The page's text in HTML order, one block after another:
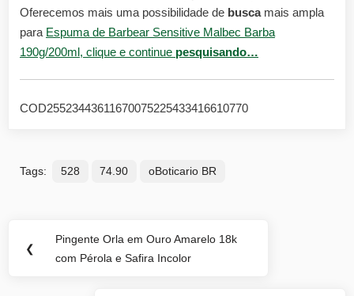
Oferecemos mais uma possibilidade de buscamais ampla
para Espuma de Barbear Sensitive Malbec Barba
190g/200ml, clique e continue pesquisando…
COD25523443611670075225433416610770
Tags: 528 74.90 oBoticario BR
Navegação
de❮
Previous
Post:
Pingente Orla em Ouro Amarelo 18k
com Pérola e Safira Incolor